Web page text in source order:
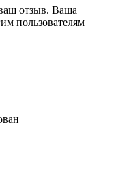
отзыв. Ваша
пользователям